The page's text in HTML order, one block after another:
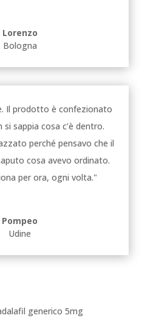
Lorenzo
Bologna
Il prodotto è confezionato
sappia cosa c’è dentro.
perché pensavo che il
cosa avevo ordinato.
per ora, ogni volta."
Pompeo
Udine
generico 5mg